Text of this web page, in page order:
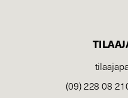
(09) 228 08